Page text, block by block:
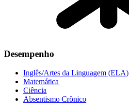
Desempenho
Inglês/Artes da Linguagem (ELA)
Matemática
Ciência
Absentismo Crônico